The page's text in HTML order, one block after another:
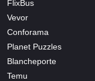
FlixBus
Vevor
Conforama
Planet Puzzles
Blancheporte
Temu